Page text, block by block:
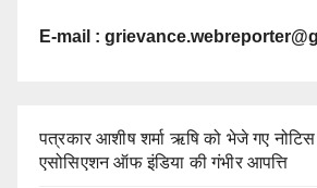
E-mail :
पत्रकार आशीष शर्मा ऋषि को भेजे गए
एसोसिएशन ऑफ इंडिया की गंभीर आपत्ति